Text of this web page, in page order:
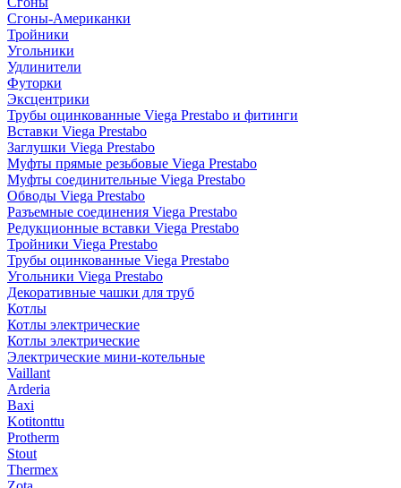
Сгоны-Американки
Тройники
Угольники
Удлинители
Футорки
Эксцентрики
Трубы оцинкованные Viega Prestabo и фитинги
Вставки Viega Prestabo
Заглушки Viega Prestabo
Муфты прямые резьбовые Viega Prestabo
Муфты соединительные Viega Prestabo
Обводы Viega Prestabo
Разъемные соединения Viega Prestabo
Редукционные вставки Viega Prestabo
Тройники Viega Prestabo
Трубы оцинкованные Viega Prestabo
Угольники Viega Prestabo
Декоративные чашки для труб
Котлы
Котлы электрические
Котлы электрические
Электрические мини-котельные
Vaillant
Arderia
Baxi
Kotitonttu
Protherm
Stout
Thermex